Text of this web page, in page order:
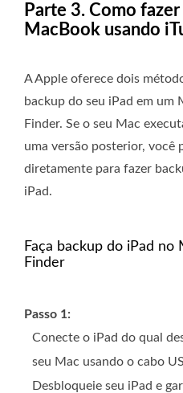
Parte 3. Como
MacBook usando
A Apple oferece dois
backup do seu iPad em um
Finder. Se o seu Mac
uma versão posterior, você
diretamente para fazer
iPad.
Faça backup do iPad no
Finder
Passo 1:
Conecte o iPad do qual
seu Mac usando o cabo
Desbloqueie seu iPad e